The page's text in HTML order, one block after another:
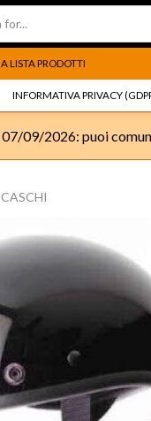
LISTA PRODOTTI
INFORMATIVA PRIVACY
09/2026: puoi
CASCHI